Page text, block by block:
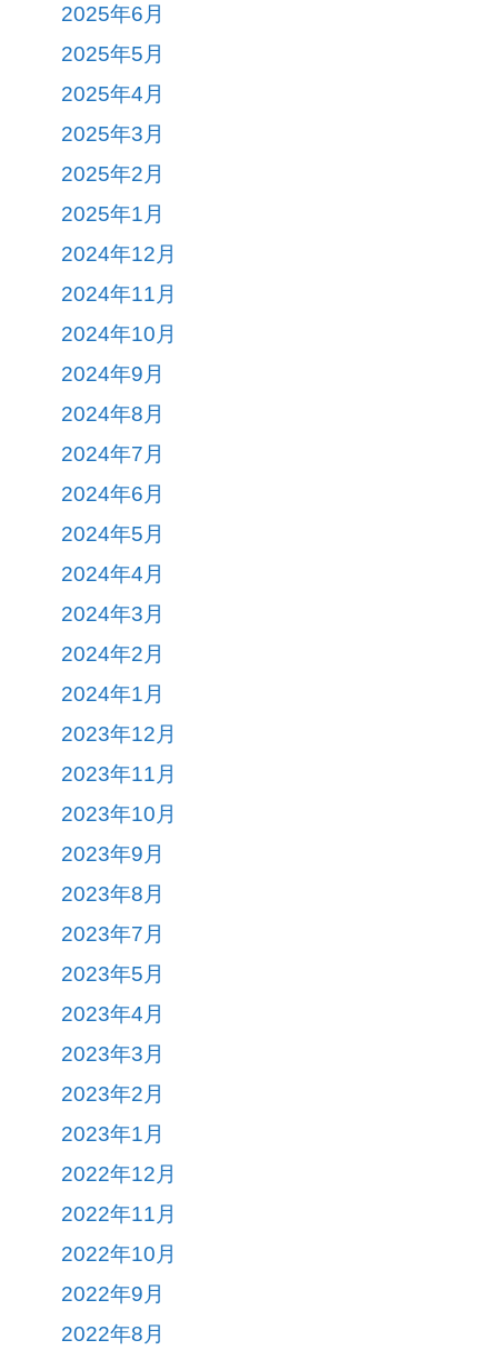
2025年6月
2025年5月
2025年4月
2025年3月
2025年2月
2025年1月
2024年12月
2024年11月
2024年10月
2024年9月
2024年8月
2024年7月
2024年6月
2024年5月
2024年4月
2024年3月
2024年2月
2024年1月
2023年12月
2023年11月
2023年10月
2023年9月
2023年8月
2023年7月
2023年5月
2023年4月
2023年3月
2023年2月
2023年1月
2022年12月
2022年11月
2022年10月
2022年9月
2022年8月